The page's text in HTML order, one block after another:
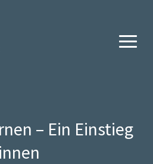
– Ein Einstieg